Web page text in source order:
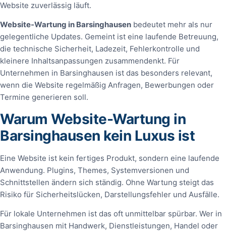
Website zuverlässig läuft.
Website-Wartung in Barsinghausen bedeutet mehr als nur
gelegentliche Updates. Gemeint ist eine laufende Betreuung,
die technische Sicherheit, Ladezeit, Fehlerkontrolle und
kleinere Inhaltsanpassungen zusammendenkt. Für
Unternehmen in Barsinghausen ist das besonders relevant,
wenn die Website regelmäßig Anfragen, Bewerbungen oder
Termine generieren soll.
Warum Website-Wartung in
Barsinghausen kein Luxus ist
Eine Website ist kein fertiges Produkt, sondern eine laufende
Anwendung. Plugins, Themes, Systemversionen und
Schnittstellen ändern sich ständig. Ohne Wartung steigt das
Risiko für Sicherheitslücken, Darstellungsfehler und Ausfälle.
Für lokale Unternehmen ist das oft unmittelbar spürbar. Wer in
Barsinghausen mit Handwerk, Dienstleistungen, Handel oder